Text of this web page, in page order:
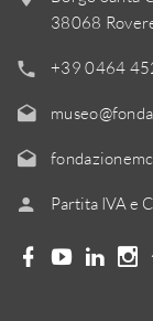
38068
+39 0464
Partita IVA e